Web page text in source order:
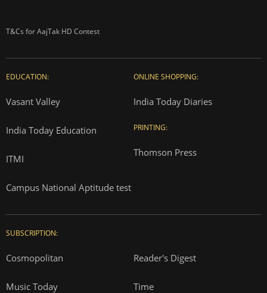
T&Cs for AajTak HD Contest
EDUCATION:
Vasant Valley
India Today Education
ITMI
Campus National Aptitude test
ONLINE SHOPPING:
India Today Diaries
PRINTING:
Thomson Press
SUBSCRIPTION:
Cosmopolitan Reader's Digest
Music Today Time